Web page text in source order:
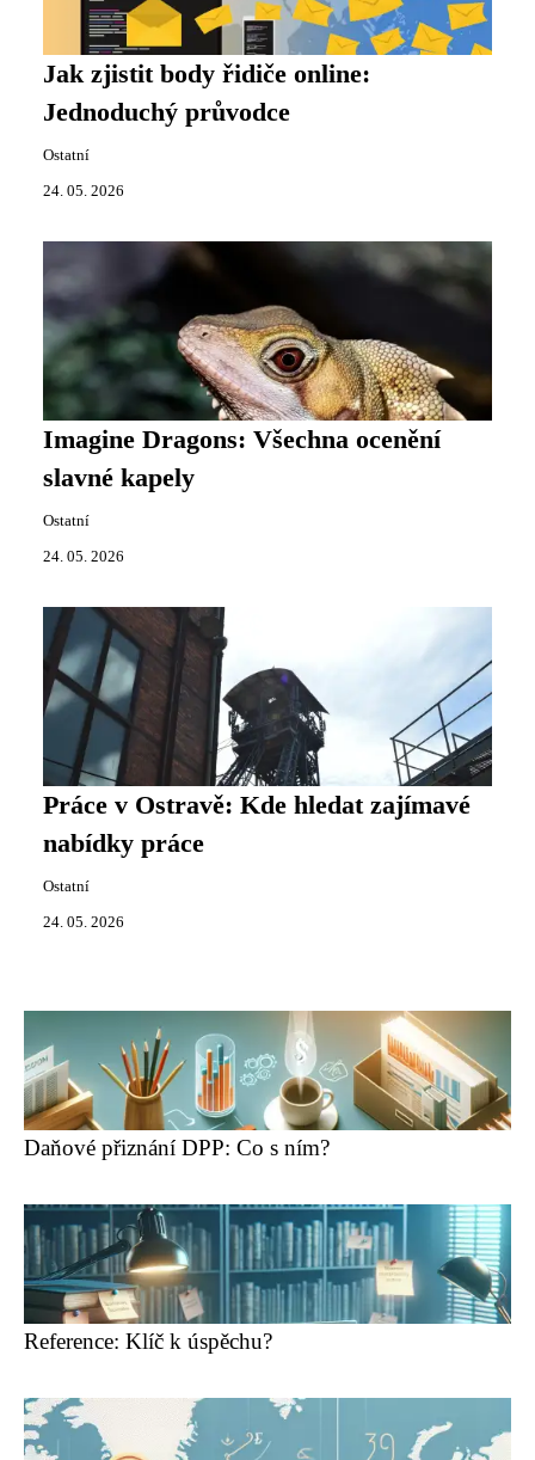
Jak zjistit body řidiče online:
Jednoduchý průvodce
Ostatní
24. 05. 2026
Imagine Dragons: Všechna ocenění
slavné kapely
Ostatní
24. 05. 2026
Práce v Ostravě: Kde hledat zajímavé
nabídky práce
Ostatní
24. 05. 2026
Daňové přiznání DPP: Co s ním?
Reference: Klíč k úspěchu?